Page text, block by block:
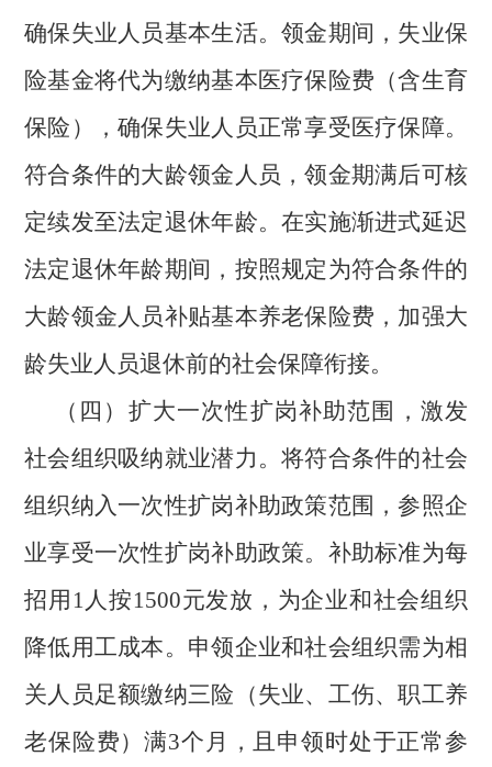
确保失业人员基本生活。领金期间，失业保
险基金将代为缴纳基本医疗保险费（含生育
保险），确保失业人员正常享受医疗保障。
符合条件的大龄领金人员，领金期满后可核
定续发至法定退休年龄。在实施渐进式延迟
法定退休年龄期间，按照规定为符合条件的
大龄领金人员补贴基本养老保险费，加强大
龄失业人员退休前的社会保障衔接。
（四）扩大一次性扩岗补助范围，激发
社会组织吸纳就业潜力。将符合条件的社会
组织纳入一次性扩岗补助政策范围，参照企
业享受一次性扩岗补助政策。补助标准为每
招用1人按1500元发放，为企业和社会组织
降低用工成本。申领企业和社会组织需为相
关人员足额缴纳三险（失业、工伤、职工养
老保险费）满3个月，且申领时处于正常参